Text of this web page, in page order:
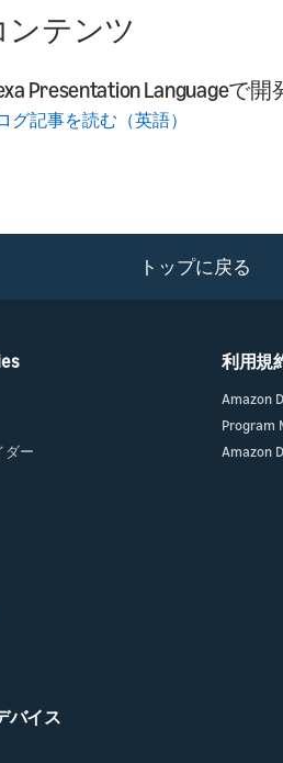
テンツ
Presentation Languageで
グ記事を読む（英語）
トップに戻る
ダー
バイス
利用規
Amazon
Program
Amazon